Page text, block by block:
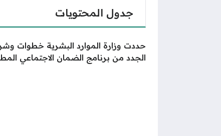
جدول المحتويات
حددت وزارة الموارد البشرية خطوات
الجدد من برنامج الضمان الاجتماعي